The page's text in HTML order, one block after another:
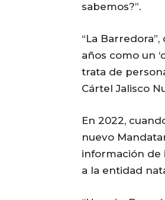
sabemos?”.
“La
años como un
trata de
Cártel Jalisco
En 2022,
nuevo
información de
a la entidad